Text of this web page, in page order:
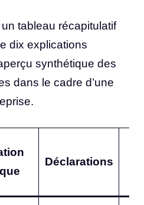
tableau récapitulatif
dix explications
synthétique des
dans le cadre d’une
Déclarations